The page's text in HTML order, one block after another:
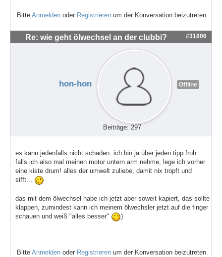
Bitte Anmelden oder Registrieren um der Konversation beizutreten.
Re: wie geht ölwechsel an der clubbi? #31806
hon-hon Offline
Beiträge: 297
es kann jedenfalls nicht schaden. ich bin ja über jeden tipp froh.
falls ich also mal meinen motor untern arm nehme, lege ich vorher
eine kiste drum! alles der umwelt zuliebe, damit nix tropft und
sifft...
das mit dem ölwechsel habe ich jetzt aber soweit kapiert, das sollte
klappen, zumindest kann ich meinem ölwechsler jetzt auf die finger
schauen und weiß "alles besser"
)
Bitte Anmelden oder Registrieren um der Konversation beizutreten.